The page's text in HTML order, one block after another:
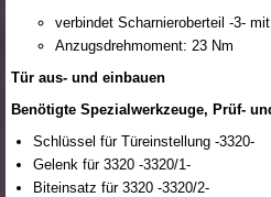
verbindet Scharnieroberteil -3-
Anzugsdrehmoment: 23 Nm
Tür aus- und einbauen
Benötigte Spezialwerkzeuge, Prüf-
Schlüssel für Türeinstellung -3320-
Gelenk für 3320 -3320/1-
Biteinsatz für 3320 -3320/2-